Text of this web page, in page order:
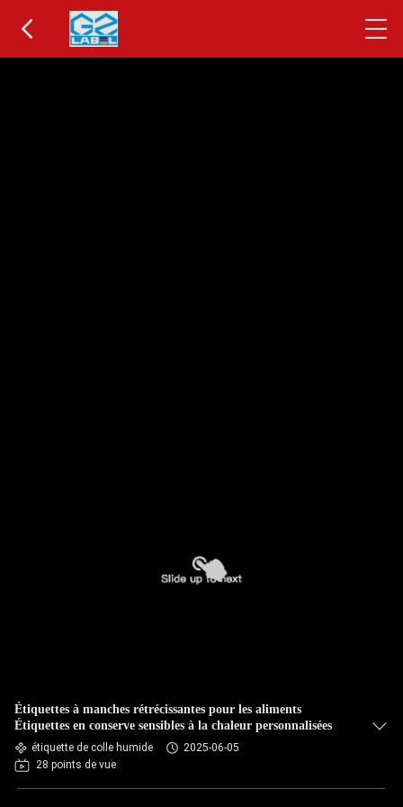
Étiquettes à manches rétrécissantes pour les aliments
Étiquettes en conserve sensibles à la chaleur personnalisées
étiquette de colle humide
2025-06-05
28 points de vue